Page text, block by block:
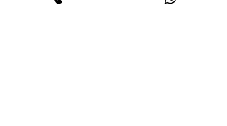
Paramètres des cookies dans Android